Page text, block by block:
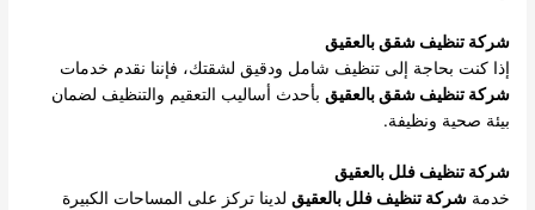
شركة تنظيف شقق بالعقيق
إذا كنت بحاجة إلى تنظيف شامل ودقيق لشقتك، فإننا نقدم خدمات
شركة تنظيف شقق بالعقيق بأحدث أساليب التعقيم والتنظيف لضمان
بيئة صحية ونظيفة.
شركة تنظيف فلل بالعقيق
خدمةشركة تنظيف فلل بالعقيق لدينا تركز على المساحات الكبيرة